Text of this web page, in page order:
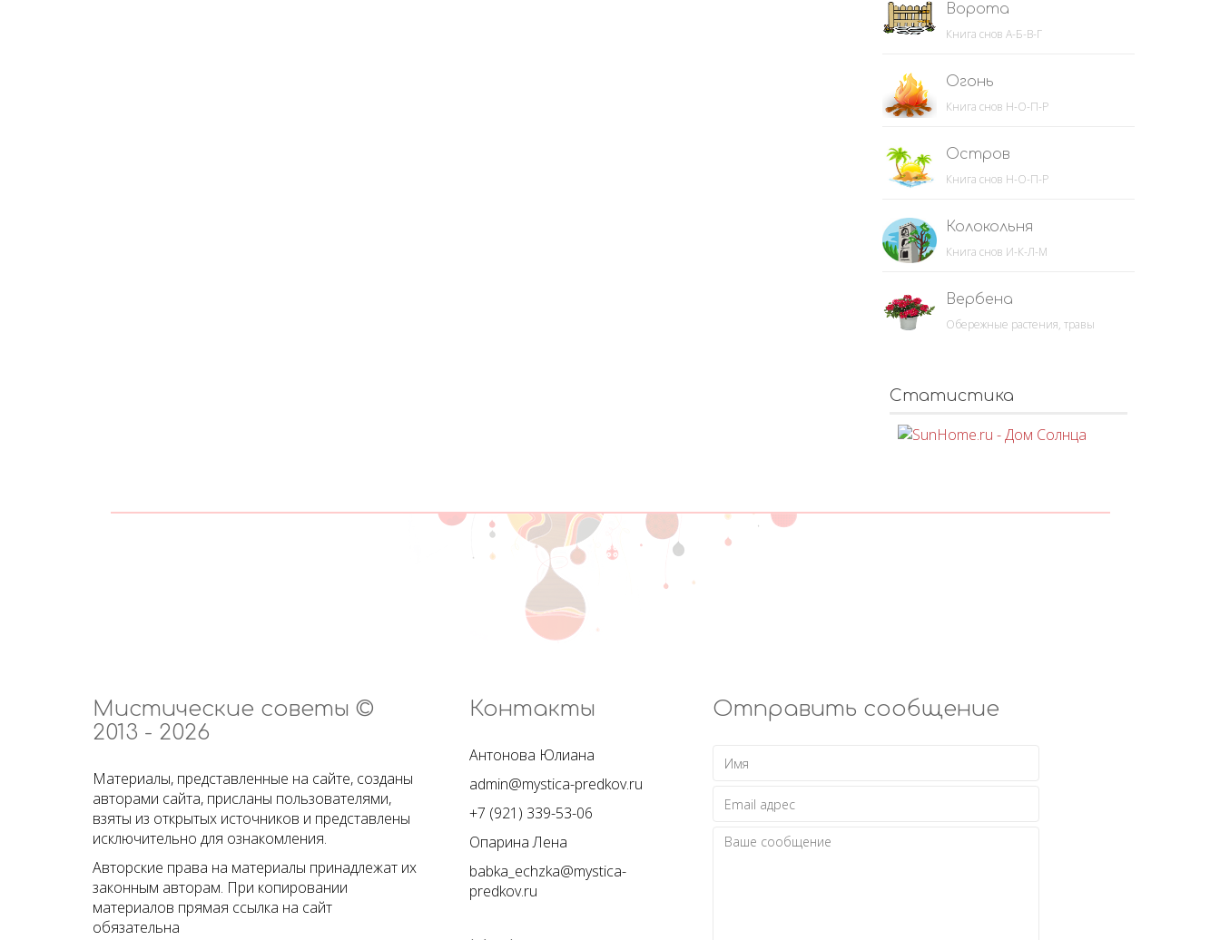
Ворота
Книга снов А-Б-В-Г
Огонь
Книга снов Н-О-П-Р
Остров
Книга снов Н-О-П-Р
Колокольня
Книга снов И-К-Л-М
Вербена
Обережные растения, травы
Статистика
Мистические советы ©
2013 - 2026
Материалы, представленные на сайте, созданы
авторами сайта, присланы пользователями,
взяты из открытых источников и представлены
исключительно для ознакомления.
Авторские права на материалы принадлежат их
законным авторам. При копировании
материалов прямая ссылка на сайт
обязательна
Контакты
Антонова Юлиана
admin@mystica-predkov.ru
+7 (921) 339-53-06
Опарина Лена
babka_echzka@mystica-
predkov.ru
Отправить сообщение